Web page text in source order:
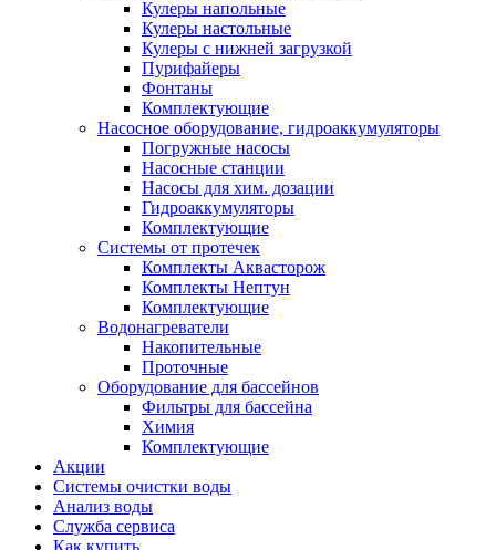
Кулеры напольные
Кулеры настольные
Кулеры с нижней загрузкой
Пурифайеры
Фонтаны
Комплектующие
Насосное оборудование, гидроаккумуляторы
Погружные насосы
Насосные станции
Насосы для хим. дозации
Гидроаккумуляторы
Комплектующие
Системы от протечек
Комплекты Аквасторож
Комплекты Нептун
Комплектующие
Водонагреватели
Накопительные
Проточные
Оборудование для бассейнов
Фильтры для бассейна
Химия
Комплектующие
Акции
Системы очистки воды
Анализ воды
Служба сервиса
Как купить